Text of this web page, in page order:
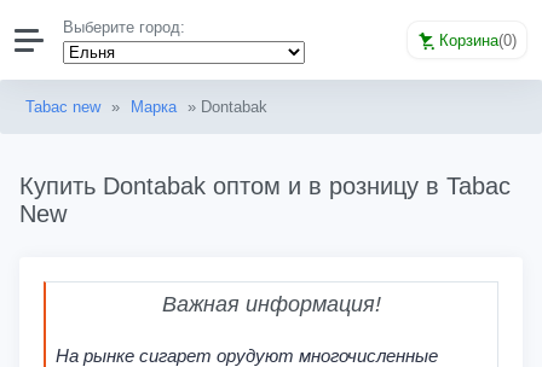
Выберите город:
Корзина(0)
Tabac new » Марка » Dontabak
Купить Dontabak оптом и в розницу в Tabac
New
Важная информация!
На рынке сигарет орудуют многочисленные